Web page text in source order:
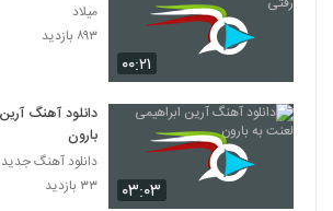
۰۰:۲۱
میلاد
۸۹۳ بازدید
۰۳:۰۳
دانلود آهنگ
بارون
دانلود آهنگ جدید
۳۳ بازدید